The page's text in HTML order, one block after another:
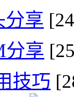
分享
分享
技巧